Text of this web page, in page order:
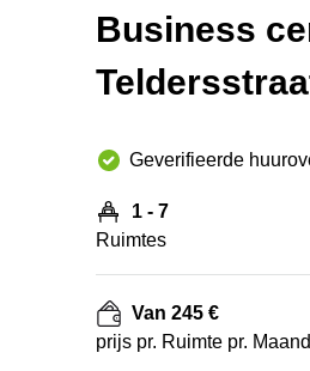
Business
Geverifieerde
1 - 7
Ruimtes
Van 245 €
prijs pr. Ruimte pr. Maand